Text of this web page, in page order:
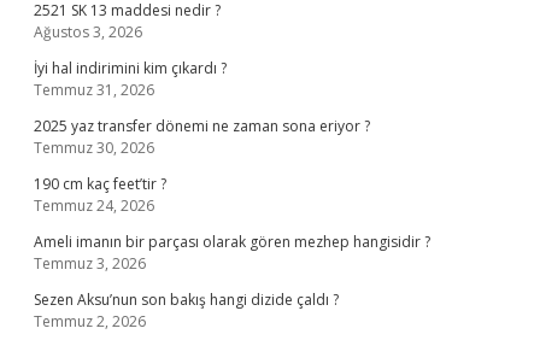
2521 SK 13 maddesi nedir ?
Ağustos 3, 2026
İyi hal indirimini kim çıkardı ?
Temmuz 31, 2026
2025 yaz transfer dönemi ne zaman sona eriyor ?
Temmuz 30, 2026
190 cm kaç feet’tir ?
Temmuz 24, 2026
Ameli imanın bir parçası olarak gören mezhep hangisidir ?
Temmuz 3, 2026
Sezen Aksu’nun son bakış hangi dizide çaldı ?
Temmuz 2, 2026